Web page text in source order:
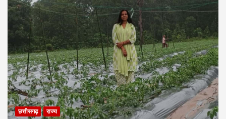
छत्तीसगढ़ राज्य